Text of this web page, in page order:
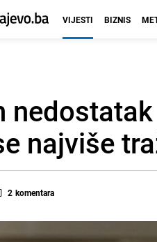
VIJESTI BIZNIS
najviše
2 komentara